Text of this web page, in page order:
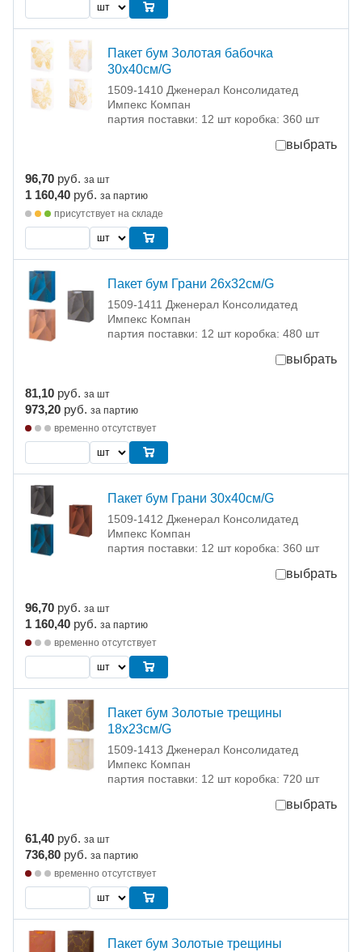
Пакет бум Золотая бабочка
30х40см/G
1509-1410 Дженерал Консолидатед
Импекс Компан
партия поставки: 12 шт коробка: 360 шт
выбрать
96,70 руб. за шт
1 160,40 руб. за партию
присутствует на складе
Пакет бум Грани 26х32см/G
1509-1411 Дженерал Консолидатед
Импекс Компан
партия поставки: 12 шт коробка: 480 шт
выбрать
81,10 руб. за шт
973,20 руб. за партию
временно отсутствует
Пакет бум Грани 30х40см/G
1509-1412 Дженерал Консолидатед
Импекс Компан
партия поставки: 12 шт коробка: 360 шт
выбрать
96,70 руб. за шт
1 160,40 руб. за партию
временно отсутствует
Пакет бум Золотые трещины
18х23см/G
1509-1413 Дженерал Консолидатед
Импекс Компан
партия поставки: 12 шт коробка: 720 шт
выбрать
61,40 руб. за шт
736,80 руб. за партию
временно отсутствует
Пакет бум Золотые трещины